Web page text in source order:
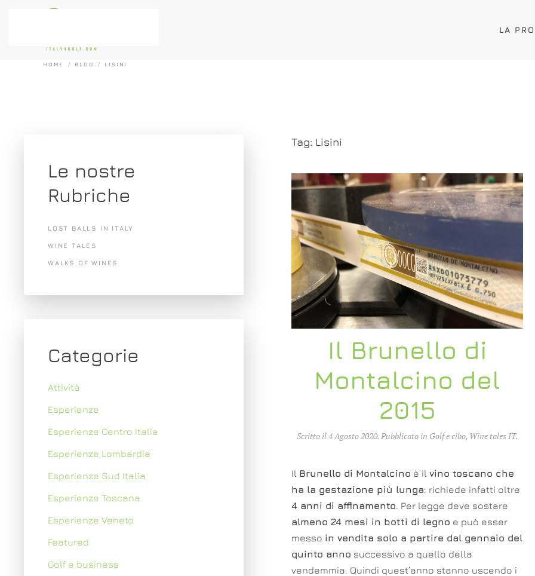
LA
HOME BLOG LISINI
Tag: Lisini
Il Brunello di
Montalcino del
2015
Scritto il4 Agosto 2020. Pubblicato in Golf e cibo, Wine tales IT.
Il Brunello di Montalcino è il vino toscano che
ha la gestazione più lunga: richiede infatti oltre
4 anni di affinamento. Per legge deve sostare
almeno 24 mesi in botti di legno e può esser
messo in vendita solo a partire dal gennaio del
quinto anno successivo a quello della
vendemmia. Quindi quest’anno stanno uscendo i
Le nostre
Rubriche
LOST BALLS IN ITALY
WINE TALES
WALKS OF WINES
Categorie
Attività
Esperienze
Esperienze Centro Italia
Esperienze Lombardia
Esperienze Sud Italia
Esperienze Toscana
Esperienze Veneto
Featured
Golf e business